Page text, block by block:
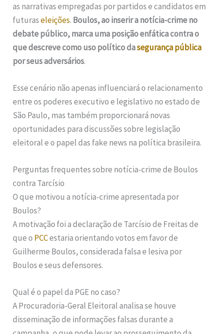
as narrativas empregadas por partidos e candidatos em
futuraseleições. Boulos, ao inserir a notícia-crime no
debate público, marca uma posição enfática contra o
que descreve como uso político dasegurança pública
por seus adversários.
Esse cenário não apenas influenciará o relacionamento
entre os poderes executivo e legislativo no estado de
São Paulo, mas também proporcionará novas
oportunidades para discussões sobre legislação
eleitoral e o papel das fake news na política brasileira.
Perguntas frequentes sobre notícia-crime de Boulos
contra Tarcísio
O que motivou a notícia-crime apresentada por
Boulos?
A motivação foi a declaração de Tarcísio de Freitas de
que o PCCestaria orientando votos em favor de
Guilherme Boulos, considerada falsa e lesiva por
Boulos e seus defensores.
Qual é o papel da PGE no caso?
A Procuradoria-Geral Eleitoral analisa se houve
disseminação de informações falsas durante a